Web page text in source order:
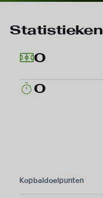
Statistieken
0
0
Kopbaldoelpunten